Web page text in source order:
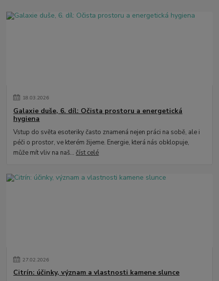
18.03.2026
Galaxie duše, 6. díl: Očista prostoru a energetická
hygiena
Vstup do světa esoteriky často znamená nejen práci na sobě, ale i
péči o prostor, ve kterém žijeme. Energie, která nás obklopuje,
může mít vliv na naš...číst celé
27.02.2026
Citrín: účinky, význam a vlastnosti kamene slunce